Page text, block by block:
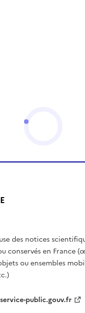
des notices
conservés en France
ou ensembles
service-public.gouv.fr